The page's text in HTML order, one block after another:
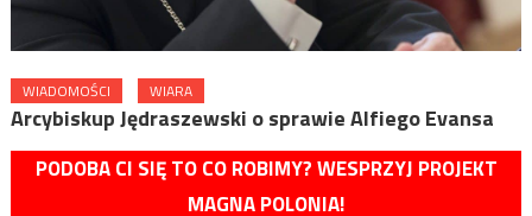
WIADOMOŚCI WIARA
Arcybiskup Jędraszewski o sprawie Alfiego Evansa
PODOBA CI SIĘ TO CO ROBIMY? WESPRZYJ PROJEKT
MAGNA POLONIA!